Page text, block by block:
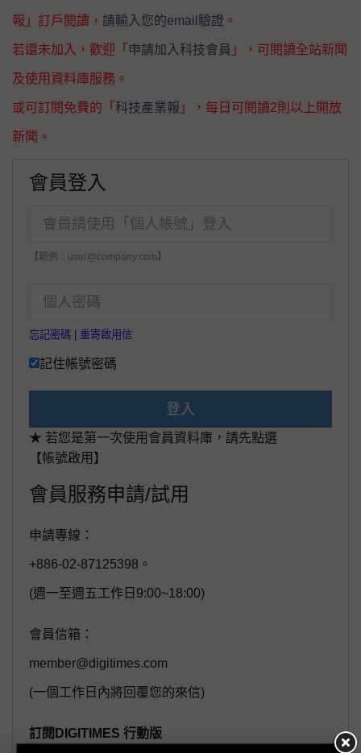
報」訂戶閱讀， 請輸入您的email驗證 。
若還未加入，歡迎「 申請加入科技會員 」，可閱讀全站新聞
及使用資料庫服務。
或可訂閱免費的「 科技產業報 」，每日可閱讀2則以上開放
新聞。
會員登入
【範例：user@company.com】
忘記密碼 重寄啟用信
記住帳號密碼
登入
★ 若您是第一次使用會員資料庫，請先點選
【帳號啟用】
會員服務申請/試用
申請專線：
+886-02-87125398。
(週一至週五工作日9:00~18:00)
會員信箱：
member@digitimes.com
(一個工作日內將回覆您的來信)
訂閱DIGITIMES 行動版